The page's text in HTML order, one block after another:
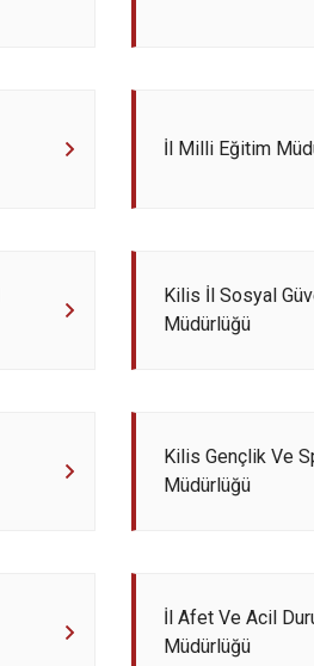
İl Milli Eğitim
Kilis İl Sosyal
Müdürlüğü
Kilis Gençlik Ve
Müdürlüğü
İl Afet Ve Acil
Müdürlüğü